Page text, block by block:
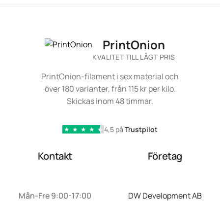
PrintOnion
KVALITET TILL LÅGT PRIS
PrintOnion-filament i sex material och
över 180 varianter, från 115 kr per kilo.
Skickas inom 48 timmar.
★ ★ ★ ★ ★ 4,5 på Trustpilot
Kontakt
Mån-Fre 9:00-17:00
Företag
DW Development AB